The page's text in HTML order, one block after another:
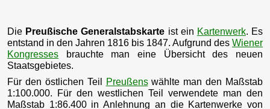
Die Preußische Generalstabskarte ist ein Kartenwerk. Es
entstand in den Jahren 1816 bis 1847. Aufgrund des Wiener
Kongresses brauchte man eine Übersicht des neuen
Staatsgebietes.
Für den östlichen Teil
Preußenswählte man den Maßstab
1:100.000. Für den westlichen Teil verwendete man den
Maßstab 1:86.400 in Anlehnung an die Kartenwerke von